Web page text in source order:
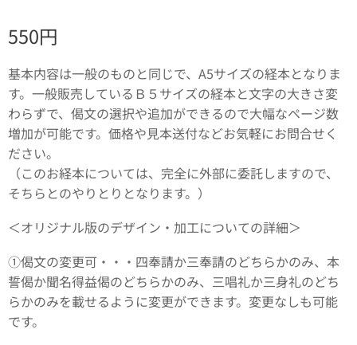
550円
基本内容は一般のものと同じで、A5サイズの経本となりま
す。一般販売しているＢ５サイズの経本と文字の大きさ変
わらずで、偈文の選択や追加ができるので大幅なページ数
増加が可能です。価格や見本送付などお気軽にお問合せく
ださい。
（このお経本については、完全に外部に委託しますので、
そちらとのやりとりとなります。）
＜オリジナル版のデザイン・加工についての詳細＞
①偈文の変更可・・・四奉請か三奉請のどちらかのみ、本
誓偈か聞名得益偈のどちらかのみ、三唱礼か三身礼のどち
らかのみを載せるように変更ができます。変更なしも可能
です。